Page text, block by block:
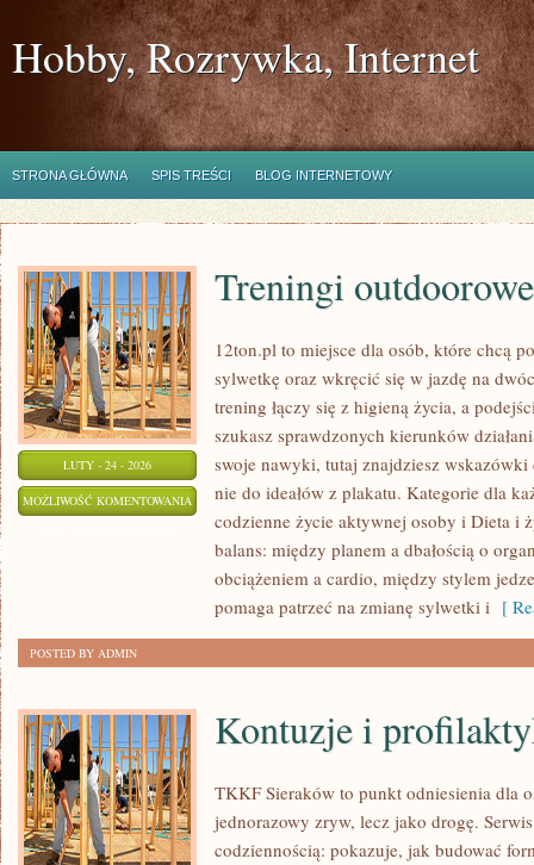
Hobby, Rozrywka, Internet
STRONA GŁÓWNA SPIS TREŚCI BLOG INTERNETOWY
LUTY - 24 - 2026
MOŻLIWOŚĆ KOMENTOWANIA TRENINGI
OUTDOOROWE
Treningi outdoorowe
12ton.pl to miejsce dla osób, które chcą
sylwetkę oraz wkręcić się w jazdę na
trening łączy się z higieną życia, a
szukasz sprawdzonych kierunków
swoje nawyki, tutaj znajdziesz wskazówki
nie do ideałów z plakatu. Kategorie dla
codzienne życie aktywnej osoby i Dieta i
balans: między planem a dbałością o
obciążeniem a cardio, między stylem
pomaga patrzeć na zmianę sylwetki i [
POSTED BY ADMIN
Kontuzje i
TKKF Sieraków to punkt odniesienia dla
jednorazowy zryw, lecz jako drogę.
codziennością: pokazuje, jak budować